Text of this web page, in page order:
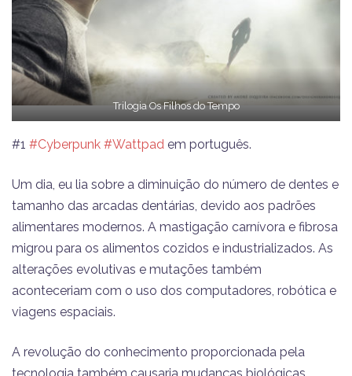
Trilogia Os Filhos do Tempo
#1 #Cyberpunk #Wattpad em português.
Um dia, eu lia sobre a diminuição do número de dentes e
tamanho das arcadas dentárias, devido aos padrões
alimentares modernos. A mastigação carnívora e fibrosa
migrou para os alimentos cozidos e industrializados. As
alterações evolutivas e mutações também
aconteceriam com o uso dos computadores, robótica e
viagens espaciais.
A revolução do conhecimento proporcionada pela